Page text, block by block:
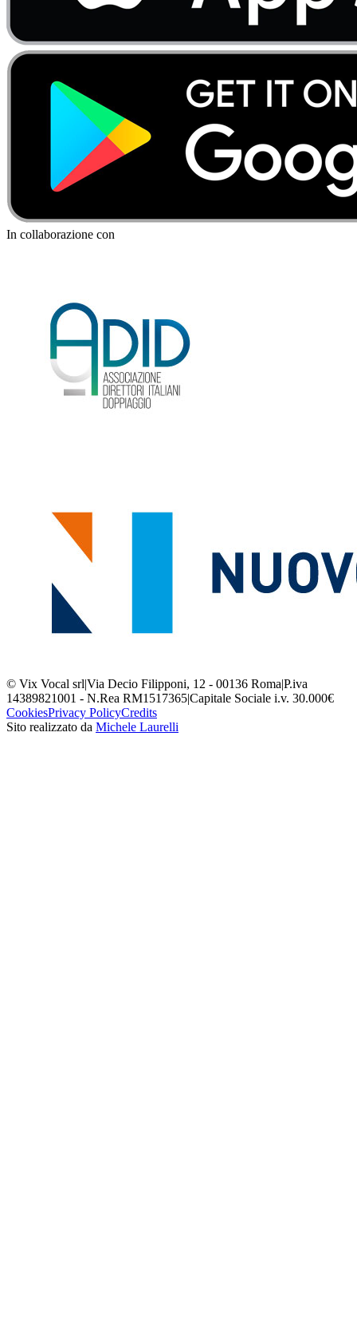
In collaborazione con
© Vix Vocal srl|Via Decio Filipponi, 12 - 00136 Roma|P.iva
14389821001 - N.Rea RM1517365|Capitale Sociale i.v. 30.000€
CookiesPrivacy PolicyCredits
Sito realizzato da Michele Laurelli